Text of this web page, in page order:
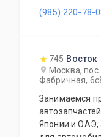
ремонт, разборки
модельного
полное ТО.
агрегатов на
модельный
диагностика.
слесарный
(985) 220-78-
745 Восток
Москва,
Фабричная,
Занимаемся
Японии и ОАЭ,